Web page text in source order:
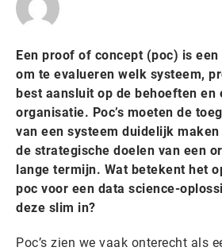
Een proof of concept (poc) is
om te evalueren welk systeem,
best aansluit op de behoeften en
organisatie. Poc’s moeten de
van een systeem duidelijk
de strategische doelen van een
lange termijn. Wat betekent het
poc voor een data science-
deze slim in?
Poc’s zien we vaak onterecht als